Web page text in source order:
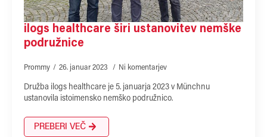
ilogs healthcare širi ustanovitev nemške
podružnice
Prommy 26. januar 2023 Ni komentarjev
Družba ilogs healthcare je 5. januarja 2023 v Münchnu
ustanovila istoimensko nemško podružnico.
PREBERI VEČ